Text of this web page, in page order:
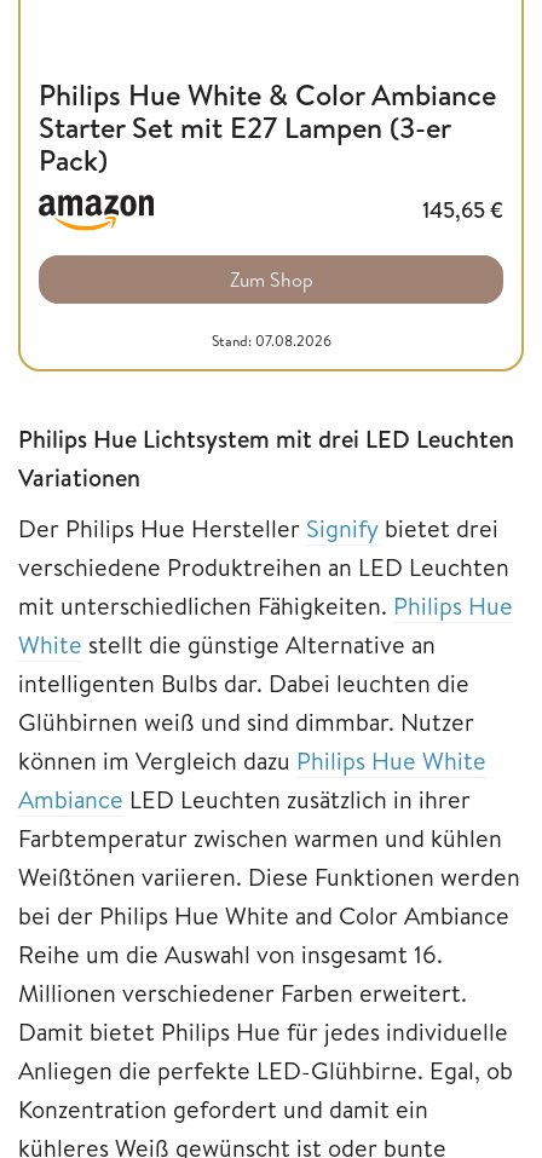
Philips Hue White & Color Ambiance
Starter Set mit E27 Lampen (3-er
Pack)
145,65€
Zum Shop
Stand: 07.08.2026
Philips Hue Lichtsystem mit drei LED Leuchten
Variationen
Der Philips Hue Hersteller Signify bietet drei
verschiedene Produktreihen an LED Leuchten
mit unterschiedlichen Fähigkeiten. Philips Hue
White stellt die günstige Alternative an
intelligenten Bulbs dar. Dabei leuchten die
Glühbirnen weiß und sind dimmbar. Nutzer
können im Vergleich dazu Philips Hue White
Ambiance LED Leuchten zusätzlich in ihrer
Farbtemperatur zwischen warmen und kühlen
Weißtönen variieren. Diese Funktionen werden
bei der Philips Hue White and Color Ambiance
Reihe um die Auswahl von insgesamt 16.
Millionen verschiedener Farben erweitert.
Damit bietet Philips Hue für jedes individuelle
Anliegen die perfekte LED-Glühbirne. Egal, ob
Konzentration gefordert und damit ein
kühleres Weiß gewünscht ist oder bunte